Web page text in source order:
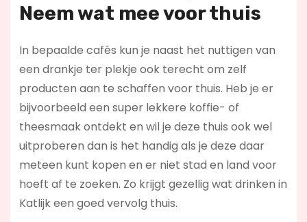
Neem wat mee voor thuis
In bepaalde cafés kun je naast het nuttigen van
een drankje ter plekje ook terecht om zelf
producten aan te schaffen voor thuis. Heb je er
bijvoorbeeld een super lekkere koffie- of
theesmaak ontdekt en wil je deze thuis ook wel
uitproberen dan is het handig als je deze daar
meteen kunt kopen en er niet stad en land voor
hoeft af te zoeken. Zo krijgt gezellig wat drinken in
Katlijk een goed vervolg thuis.